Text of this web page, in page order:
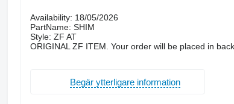
Availability: 18/05/2026
PartName: SHIM
Style: ZF AT
ORIGINAL ZF ITEM. Your order will be placed in
Begär ytterligare information